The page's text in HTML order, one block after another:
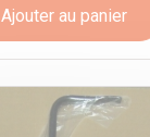
Ajouter au panier